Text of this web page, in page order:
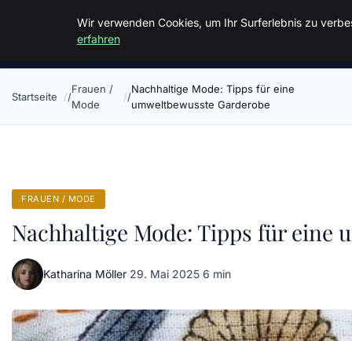
Malzminden
Startseite
Frauen /
Mode
Nachhaltige Mode: Tipps für eine
umweltbewusste Garderobe
FRAUEN / MODE
Nachhaltige Mode: Tipps für eine
Katharina Möller·29. Mai 2025·6 min
Wir verwenden Cookies, um Ihr Surferlebnis zu
erfahren